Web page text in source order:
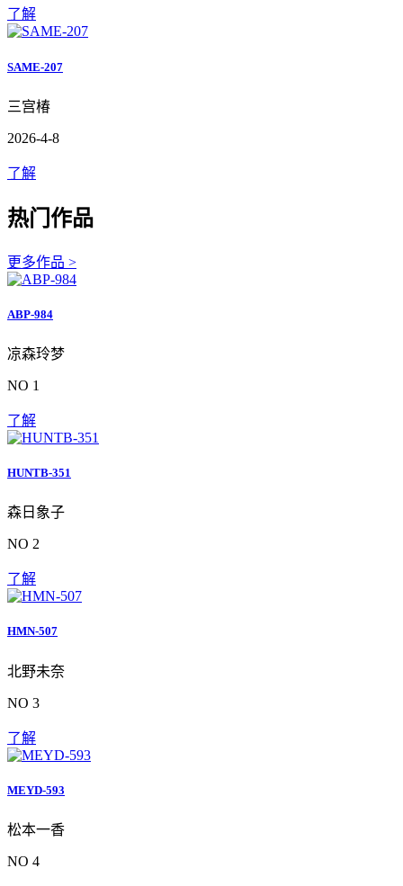
了解
SAME-207
三宫椿
2026-4-8
了解
热门作品
更多作品 >
ABP-984
凉森玲梦
NO 1
了解
HUNTB-351
森日象子
NO 2
了解
HMN-507
北野未奈
NO 3
了解
MEYD-593
松本一香
NO 4